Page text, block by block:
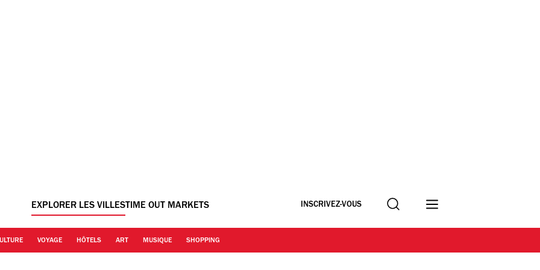
EXPLORER LES VILLESTIME OUT MARKETS INSCRIVEZ-VOUS Recherche
VOYAGE HÔTELS ART MUSIQUE SHOPPING